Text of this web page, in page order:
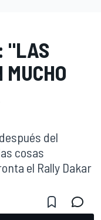
"LAS
del
cosas
el Rally Dakar